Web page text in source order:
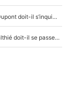
«Le XV de France est meilleur avec Lucu» : Antoine Dupont doit-il s’inquiéter pour sa place ?
Le XV de France a trouvé son remplaçant : Fabien Galthié doit-il se passer d'Antoine Dupont ?